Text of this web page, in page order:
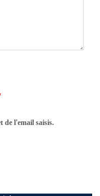
de l'email saisis.